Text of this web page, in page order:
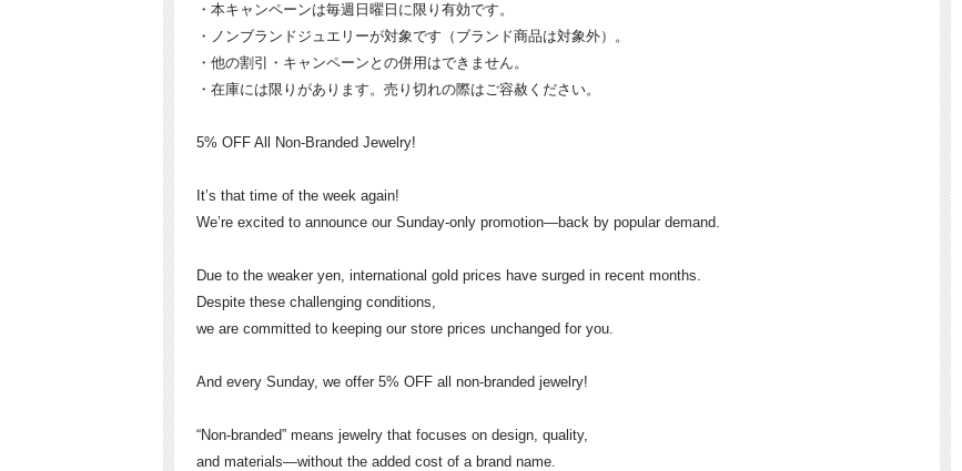
・本キャンペーンは毎週日曜日に限り有効です。
・ノンブランドジュエリーが対象です（ブランド商品は対象外）。
・他の割引・キャンペーンとの併用はできません。
・在庫には限りがあります。売り切れの際はご容赦ください。
5% OFF All Non-Branded Jewelry!
It’s that time of the week again!
We’re excited to announce our Sunday-only promotion—back by popular demand.
Due to the weaker yen, international gold prices have surged in recent months.
Despite these challenging conditions,
we are committed to keeping our store prices unchanged for you.
And every Sunday, we offer 5% OFF all non-branded jewelry!
“Non-branded” means jewelry that focuses on design, quality,
and materials—without the added cost of a brand name.